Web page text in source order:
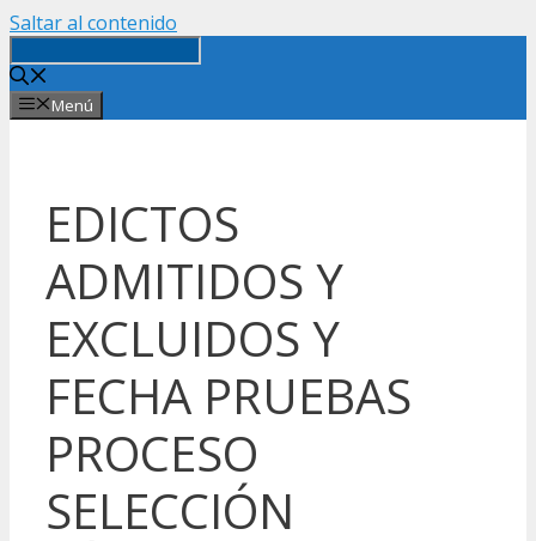
Saltar al contenido
Menú
EDICTOS
ADMITIDOS Y
EXCLUIDOS Y
FECHA PRUEBAS
PROCESO
SELECCIÓN